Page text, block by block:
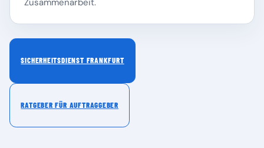
Zusammenarbeit.
SICHERHEITSDIENST FRANKFURT
RATGEBER FÜR AUFTRAGGEBER